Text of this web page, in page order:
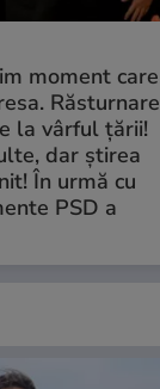
moment care
Răsturnare
la vârful țării!
dar știrea
În urmă cu
PSD a